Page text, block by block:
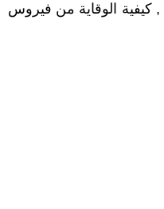
,كيفية الوقاية من فيروس